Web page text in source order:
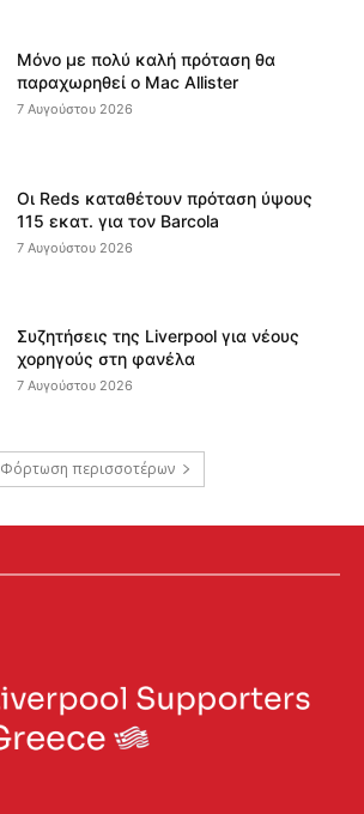
Μόνο με πολύ καλή πρόταση θα
παραχωρηθεί ο Mac Allister
7 Αυγούστου 2026
Οι Reds καταθέτουν πρόταση ύψους
115 εκατ. για τον Barcola
7 Αυγούστου 2026
Συζητήσεις της Liverpool για νέους
χορηγούς στη φανέλα
7 Αυγούστου 2026
Φόρτωση περισσοτέρων